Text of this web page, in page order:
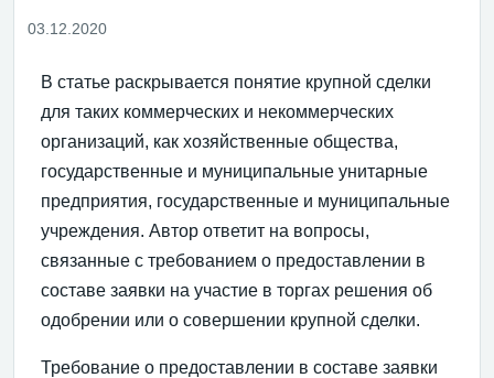
03.12.2020
В статье раскрывается понятие крупной сделки
для таких коммерческих и некоммерческих
организаций, как хозяйственные общества,
государственные и муниципальные унитарные
предприятия, государственные и муниципальные
учреждения. Автор ответит на вопросы,
связанные с требованием о предоставлении в
составе заявки на участие в торгах решения об
одобрении или о совершении крупной сделки.
Требование о предоставлении в составе заявки